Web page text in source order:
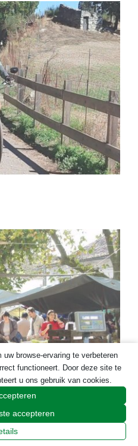
cultuurschokken
browse-ervaring te verbeteren
functioneert. Door deze site te
u ons gebruik van cookies.
accepteren